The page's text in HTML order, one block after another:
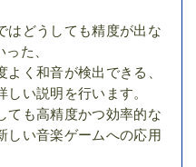
はどうしても精度が出な
た、
く和音が検出できる、
い説明を行います。
ても高精度かつ効率的な
しい音楽ゲームへの応用